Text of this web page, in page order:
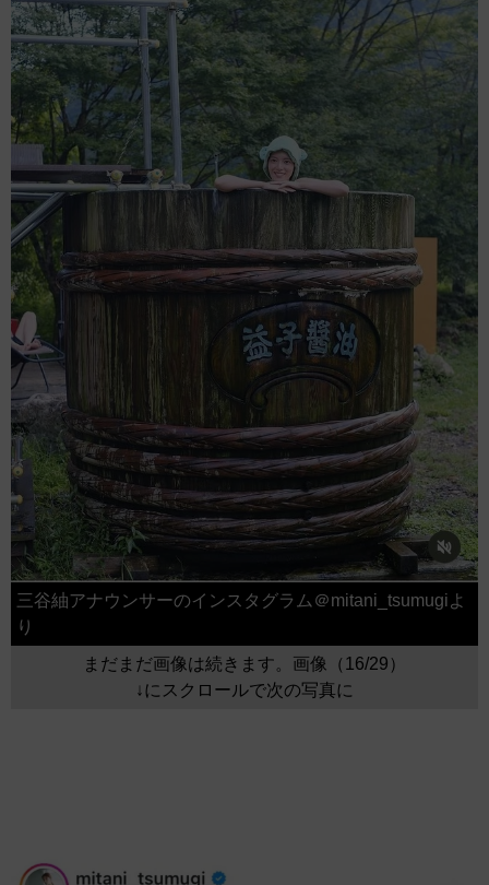
三谷紬アナウンサーのインスタグラム＠mitani_tsumugiよ
り
まだまだ画像は続きます。画像（16/29）
↓にスクロールで次の写真に